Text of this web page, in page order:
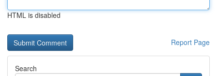
HTML is disabled
Report Page
Search